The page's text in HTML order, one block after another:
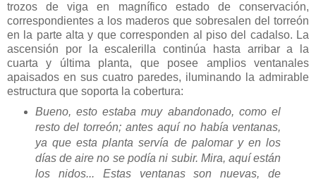
trozos de viga en magnífico estado de conservación,
correspondientes a los maderos que sobresalen del torreón
en la parte alta y que corresponden al piso del cadalso. La
ascensión por la escalerilla continúa hasta arribar a la
cuarta y última planta, que posee amplios ventanales
apaisados en sus cuatro paredes, iluminando la admirable
estructura que soporta la cobertura:
Bueno, esto estaba muy abandonado, como el
resto del torreón; antes aquí no había ventanas,
ya que esta planta servía de palomar y en los
días de aire no se podía ni subir. Mira, aquí están
los nidos... Estas ventanas son nuevas, de